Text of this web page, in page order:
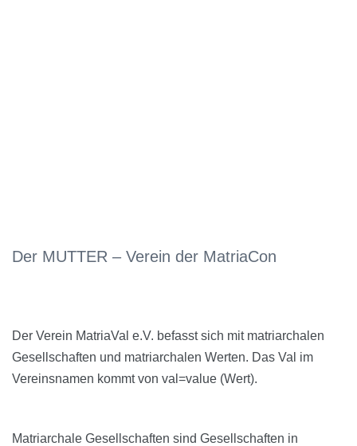
Der MUTTER – Verein der MatriaCon
Der Verein MatriaVal e.V. befasst sich mit matriarchalen
Gesellschaften und matriarchalen Werten. Das Val im
Vereinsnamen kommt von val=value (Wert).
Matriarchale Gesellschaften sind Gesellschaften in